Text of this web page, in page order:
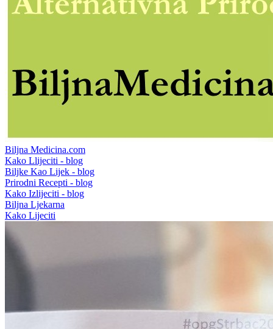
Biljna Medicina.com
Kako Llijeciti - blog
Biljke Kao Lijek - blog
Prirodni Recepti - blog
Kako Izlijeciti - blog
Biljna Ljekarna
Kako Lijeciti